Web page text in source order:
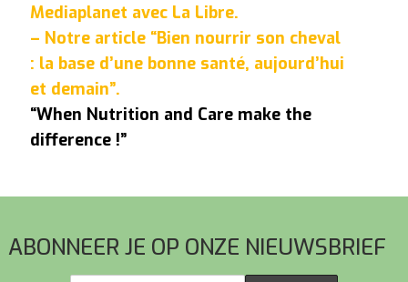
Mediaplanet avec La Libre.
– Notre article “Bien nourrir son cheval
: la base d’une bonne santé, aujourd’hui
et demain”.
“When Nutrition and Care make the
difference !”
ABONNEER JE OP ONZE NIEUWSBRIEF